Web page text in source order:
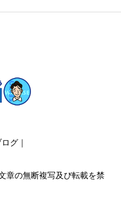
グ｜
章の無断複写及び転載を禁